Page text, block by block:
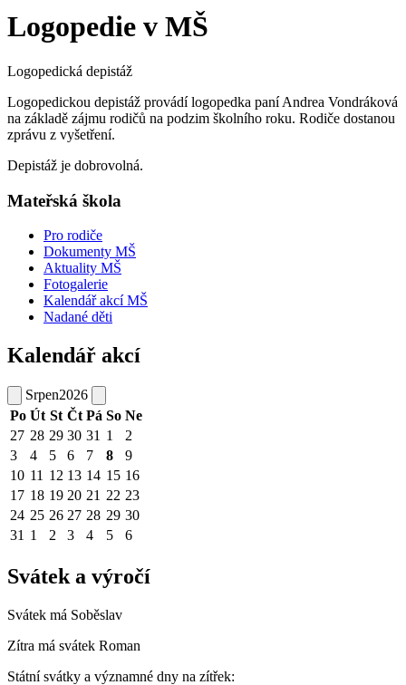
Logopedie v MŠ
Logopedická depistáž
Logopedickou depistáž provádí logopedka paní Andrea Vondráková
na základě zájmu rodičů na podzim školního roku. Rodiče dostanou
zprávu z vyšetření.
Depistáž je dobrovolná.
Mateřská škola
Pro rodiče
Dokumenty MŠ
Aktuality MŠ
Fotogalerie
Kalendář akcí MŠ
Nadané děti
Kalendář akcí
Srpen2026
Po Út St Čt Pá So Ne
27 28 29 30 31 1
2
3
4 5 6 7 8
9
10 11 12 13 14 15 16
17 18 19 20 21 22 23
24 25 26 27 28 29 30
31 1 2 3 4 5 6
Svátek a výročí
Svátek má Soběslav
Zítra má svátek Roman
Státní svátky a významné dny na zítřek: